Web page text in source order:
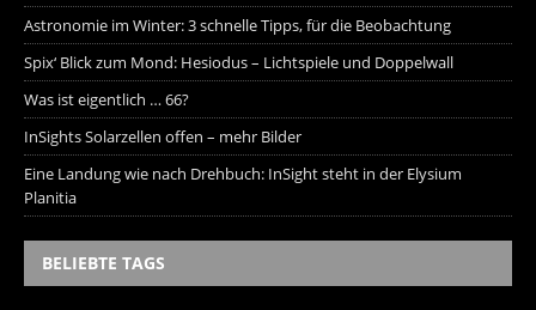
Astronomie im Winter: 3 schnelle Tipps, für die Beobachtung
Spix‘ Blick zum Mond: Hesiodus – Lichtspiele und Doppelwall
Was ist eigentlich … 66?
InSights Solarzellen offen – mehr Bilder
Eine Landung wie nach Drehbuch: InSight steht in der Elysium
Planitia
BELIEBTE TAGS